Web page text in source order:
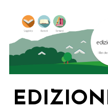
content